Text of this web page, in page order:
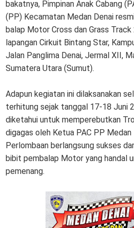
bakatnya, Pimpinan Anak Cabang
(PP) Kecamatan Medan Denai
balap Motor Cross dan Grass
lapangan Cirkuit Bintang Star,
Jalan Panglima Denai, Jermal XII,
Sumatera Utara (Sumut).
Adapun kegiatan ini dilaksanakan
terhitung sejak tanggal 17-18 Juni
diketahui untuk memperebutkan
digagas oleh Ketua PAC PP Medan
Perlombaan berlangsung sukses
bibit pembalap Motor yang handal
pemenang.